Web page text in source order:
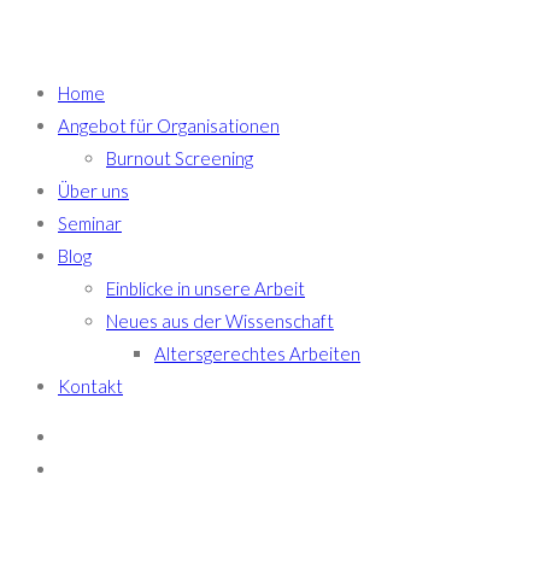
Home
Angebot für Organisationen
Burnout Screening
Über uns
Seminar
Blog
Einblicke in unsere Arbeit
Neues aus der Wissenschaft
Altersgerechtes Arbeiten
Kontakt